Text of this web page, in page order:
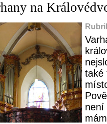
na
také
není